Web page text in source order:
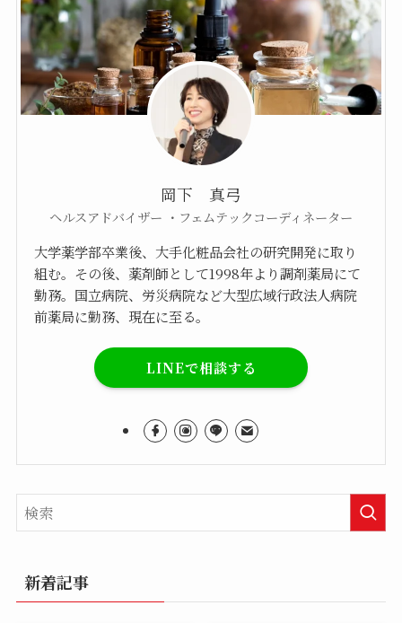
岡下 真弓
ヘルスアドバイザー ・フェムテックコーディネーター
大学薬学部卒業後、大手化粧品会社の研究開発に取り
組む。その後、薬剤師として1998年より調剤薬局にて
勤務。国立病院、労災病院など大型広域行政法人病院
前薬局に勤務、現在に至る。
LINEで相談する
新着記事